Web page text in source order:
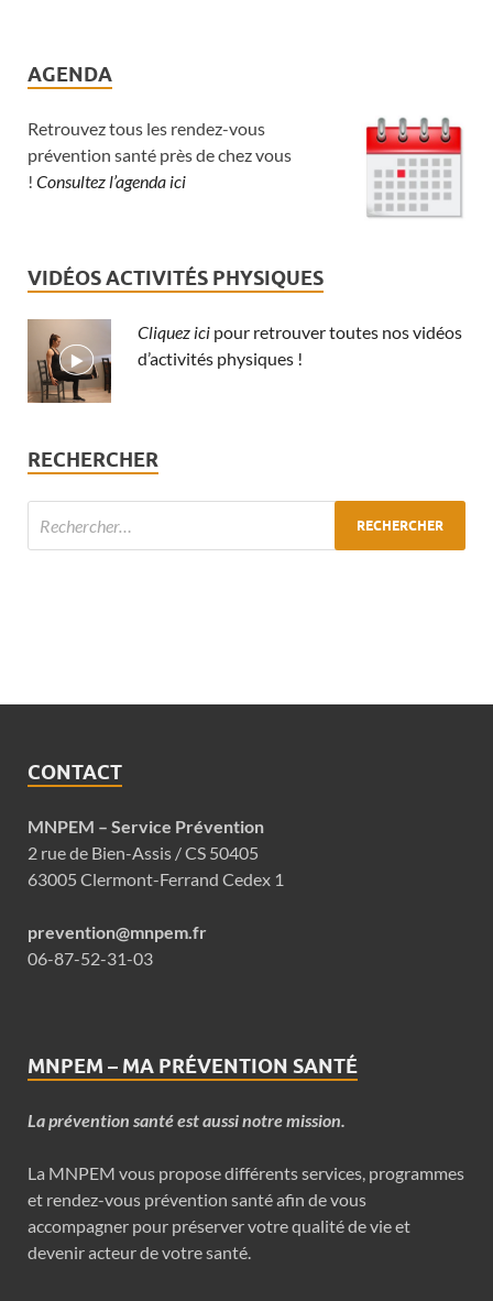
AGENDA
Retrouvez tous les rendez-vous
prévention santé près de chez vous
! Consultez l’agenda ici
VIDÉOS ACTIVITÉS PHYSIQUES
Cliquez ici pour retrouver toutes nos vidéos
d’activités physiques !
RECHERCHER
CONTACT
MNPEM – Service Prévention
2 rue de Bien-Assis / CS 50405
63005 Clermont-Ferrand Cedex 1
prevention@mnpem.fr
06-87-52-31-03
MNPEM – MA PRÉVENTION SANTÉ
La prévention santé est aussi notre mission.
La MNPEM vous propose différents services, programmes
et rendez-vous prévention santé afin de vous
accompagner pour préserver votre qualité de vie et
devenir acteur de votre santé.